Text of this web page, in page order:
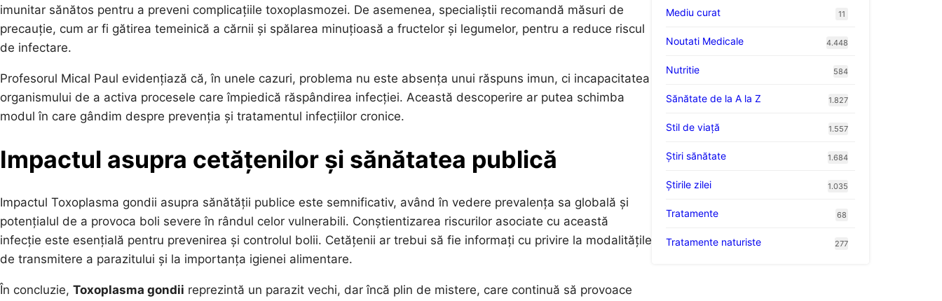
imunitar sănătos pentru a preveni complicațiile toxoplasmozei. De asemenea, specialiștii recomandă măsuri de
precauție, cum ar fi gătirea temeinică a cărnii și spălarea minuțioasă a fructelor și legumelor, pentru a reduce riscul
de infectare.
Profesorul Mical Paul evidențiază că, în unele cazuri, problema nu este absența unui răspuns imun, ci incapacitatea
organismului de a activa procesele care împiedică răspândirea infecției. Această descoperire ar putea schimba
modul în care gândim despre prevenția și tratamentul infecțiilor cronice.
Impactul asupra cetățenilor și sănătatea publică
Impactul Toxoplasma gondii asupra sănătății publice este semnificativ, având în vedere prevalența sa globală și
potențialul de a provoca boli severe în rândul celor vulnerabili. Conștientizarea riscurilor asociate cu această
infecție este esențială pentru prevenirea și controlul bolii. Cetățenii ar trebui să fie informați cu privire la modalitățile
de transmitere a parazitului și la importanța igienei alimentare.
În concluzie, Toxoplasma gondii reprezintă un parazit vechi, dar încă plin de mistere, care continuă să provoace
Mediu curat 11
Noutati Medicale 4.448
Nutritie 584
Sănătate de la A la Z 1.827
Stil de viaţă 1.557
Ştiri sănătate 1.684
Știrile zilei 1.035
Tratamente 68
Tratamente naturiste 277